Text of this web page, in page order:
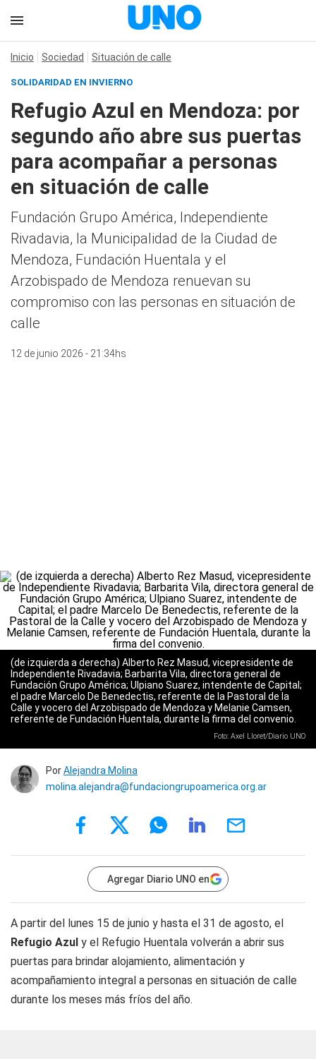
Inicio Sociedad Situación de calle
SOLIDARIDAD EN INVIERNO
Refugio Azul en Mendoza: por
segundo año abre sus puertas
para acompañar a personas
en situación de calle
Fundación Grupo América, Independiente
Rivadavia, la Municipalidad de la Ciudad de
Mendoza, Fundación Huentala y el
Arzobispado de Mendoza renuevan su
compromiso con las personas en situación de
calle
12 de junio 2026 - 21:34hs
(de izquierda a derecha) Alberto Rez Masud, vicepresidente de
Independiente Rivadavia; Barbarita Vila, directora general de
Fundación Grupo América; Ulpiano Suarez, intendente de Capital;
el padre Marcelo De Benedectis, referente de la Pastoral de la
Calle y vocero del Arzobispado de Mendoza y Melanie Camsen,
referente de Fundación Huentala, durante la firma del convenio.
Foto: Axel Lloret/Diario UNO
PorAlejandra Molina
molina.alejandra@fundaciongrupoamerica.org.ar
Agregar Diario UNO en
A partir del lunes 15 de junio y hasta el 31 de agosto, el
Refugio Azul y el Refugio Huentala volverán a abrir sus
puertas para brindar alojamiento, alimentación y
acompañamiento integral a personas en situación de calle
durante los meses más fríos del año.